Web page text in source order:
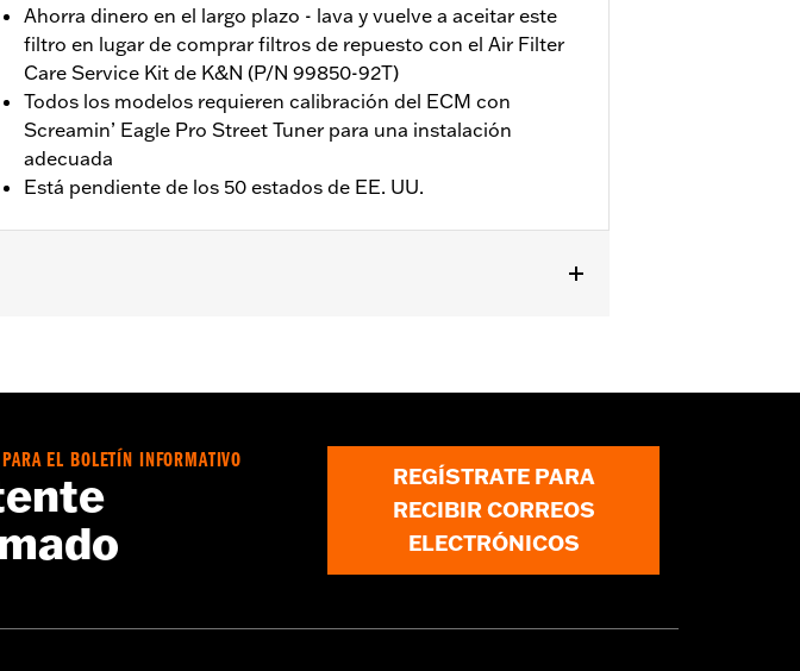
Ahorra dinero en el largo plazo - lava y vuelve a aceitar este
filtro en lugar de comprar filtros de repuesto con el Air Filter
Care Service Kit de K&N (P/N 99850-92T)
Todos los modelos requieren calibración del ECM con
Screamin’ Eagle Pro Street Tuner para una instalación
adecuada
Está pendiente de los 50 estados de EE. UU.
para más información
con productos Screamin' Eagle® de alto rendimiento
estar restringido a competencias en circuitos cerrados. Estas
EL BOLETÍN INFORMATIVO
REGÍSTRATE PARA
RECIBIR CORREOS
ELECTRÓNICOS